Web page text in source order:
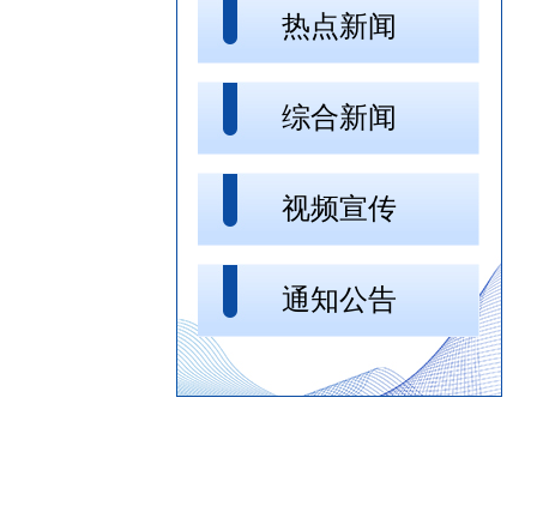
热点新闻
综合新闻
视频宣传
通知公告